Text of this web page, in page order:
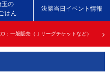
玉の
はん
決勝当日イベント情報
：一般販売（Ｊリーグチケットなど）